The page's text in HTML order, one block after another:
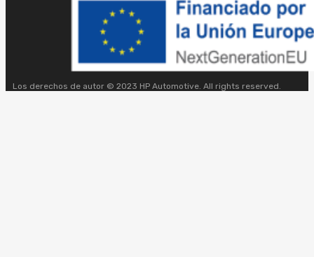
Los derechos de autor © 2023 HP Automotive. All rights reserved.